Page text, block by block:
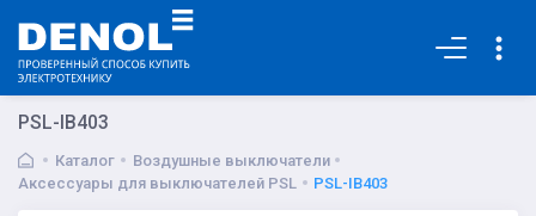
PSL-IB403
Каталог
Воздушные выключатели
Аксессуары для выключателей PSL
PSL-IB403